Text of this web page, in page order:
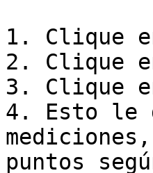
1. Clique
2. Clique
3. Clique
4. Esto le
puntos